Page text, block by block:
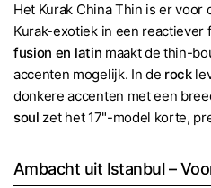
Het Kurak China Thin is er voor
Kurak-exotiek in een reactiever
fusion en latin maakt de thin-
accenten mogelijk. In de rock
donkere accenten met een
soul zet het 17"-model korte,
Ambacht uit Istanbul –